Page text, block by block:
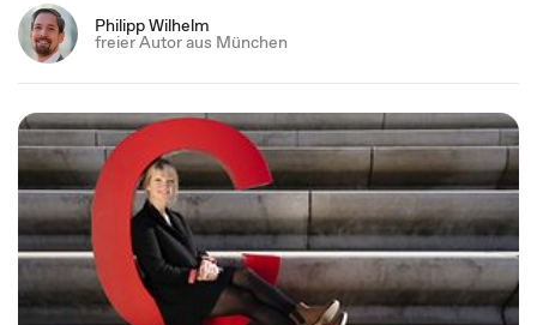
Philipp Wilhelm
freier Autor aus München